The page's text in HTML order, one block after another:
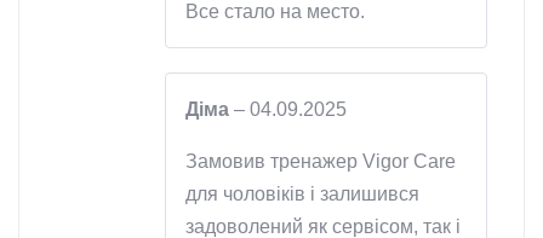
Все стало на место.
Діма – 04.09.2025
Замовив тренажер Vigor Care
для чоловіків і залишився
задоволений як сервісом, так і